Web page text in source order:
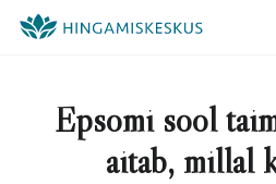
Epsomi sool
aitab, millal